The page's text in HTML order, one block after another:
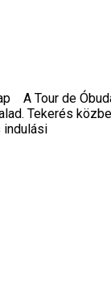
A Tour de
Tekerés